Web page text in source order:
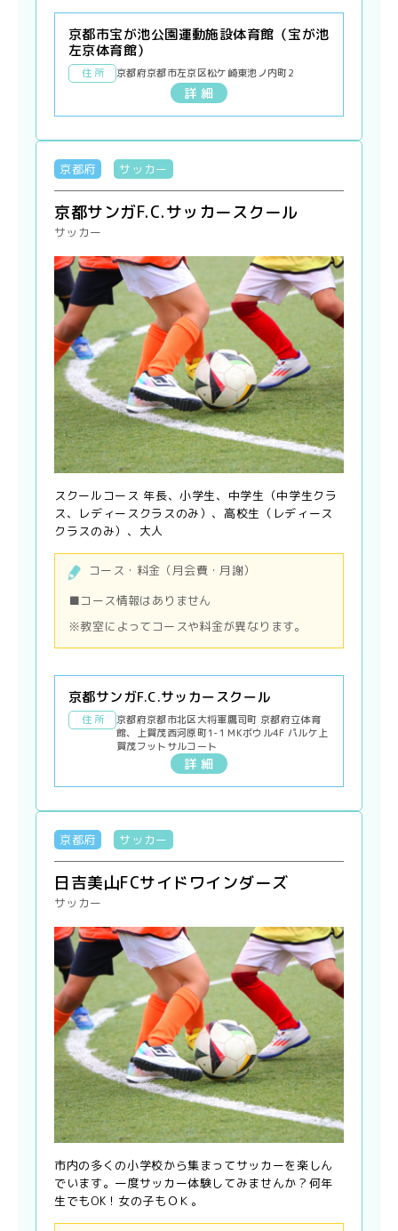
京都市宝が池公園運動施設体育館（宝が池
左京体育館）
住 所 京都府京都市左京区松ケ崎東池ノ内町2
詳 細
京都府 サッカー
京都サンガF.C.サッカースクール
サッカー
スクールコース 年長、小学生、中学生（中学生クラ
ス、レディースクラスのみ）、高校生（レディース
クラスのみ）、大人
コース・料金（月会費・月謝）
■コース情報はありません
※教室によってコースや料金が異なります。
京都サンガF.C.サッカースクール
住 所
京都府京都市北区大将軍鷹司町 京都府立体育
館、上賀茂西河原町1-1 MKボウル4F パルケ上
賀茂フットサルコート
詳 細
京都府 サッカー
日吉美山FCサイドワインダーズ
サッカー
市内の多くの小学校から集まってサッカーを楽しん
でいます。一度サッカー体験してみませんか？何年
生でもOK！女の子もＯＫ。